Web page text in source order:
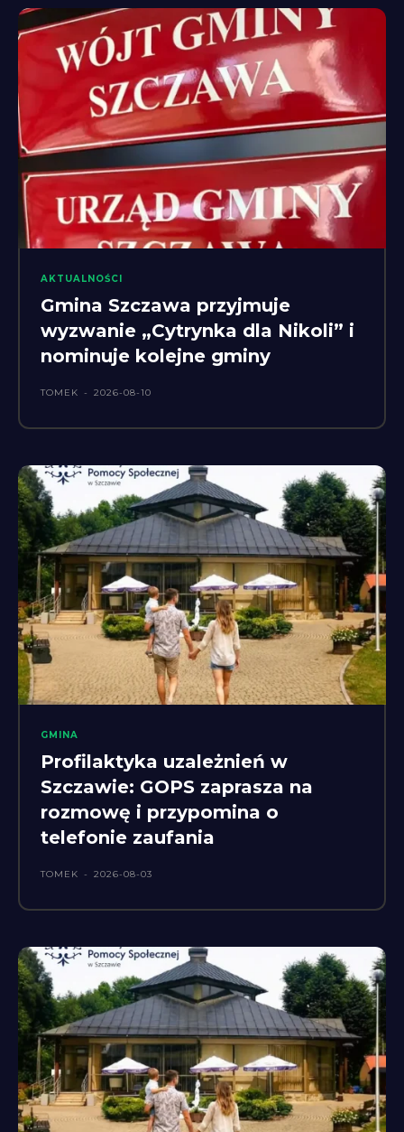
AKTUALNOŚCI
Gmina Szczawa przyjmuje
wyzwanie „Cytrynka dla Nikoli” i
nominuje kolejne gminy
TOMEK - 2026-08-10
GMINA
Profilaktyka uzależnień w
Szczawie: GOPS zaprasza na
rozmowę i przypomina o
telefonie zaufania
TOMEK - 2026-08-03